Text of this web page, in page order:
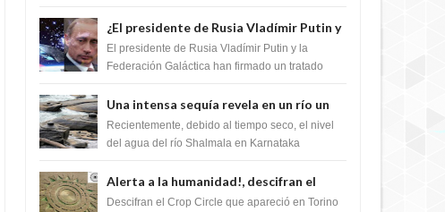
m...
¿El presidente de Rusia Vladímir Putin y
la Federación Galactica han firmado un
tratado para acabar con los Sionistas?
El presidente de Rusia Vladímir Putin y la
Federación Galáctica han firmado un tratado
Si...
Una intensa sequía revela en un río un
impresionante hallazgo de miles de
Shiva Lingas
Recientemente, debido al tiempo seco, el nivel
del agua del río Shalmala en Karnataka
Shiv...
Alerta a la humanidad!, descifran el
mensaje del Crop Circle de Torino ,Italia
Descifran el Crop Circle que apareció en Torino